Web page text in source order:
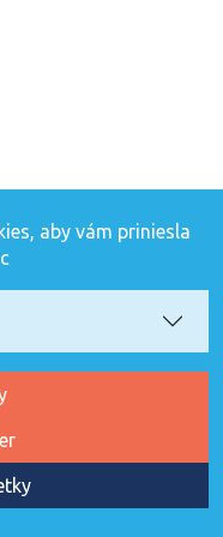
aby vám priniesla